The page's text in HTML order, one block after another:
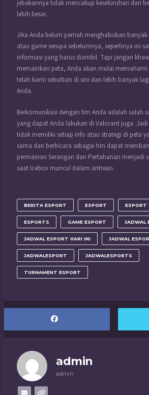
jebakannya tidak mencakup keseluruhan dari
lebih besar.
Jika Anda belum pernah menghabiskan
atau game serupa sebelumnya, sepertinya ini
informasi yang harus diambil. Tapi jangan
memainkan peta, Anda akan mulai
telah kami sebutkan di sini dan lebih banyak
Anda.
Berkomunikasi dengan tim Anda adalah salah
yang dapat Anda lakukan di Valorant juga.
tidak memiliki setiap info atau strategi di peta
sama dan berbicara sebagai tim dapat
permainan Serangan dan Pertahanan menjadi
saat Icebox muncul dalam antrean.
BERITA ESPORT ESPORT ESPORT
ESPORTS GAME ESPORT JADWAL
JADWAL ESPORT HARI INI JADWAL
JADWALESPORT JADWALESPORTS
TURNAMENT ESPORT
admin
admin